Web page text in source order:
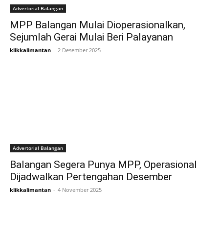
Advertorial Balangan
MPP Balangan Mulai Dioperasionalkan,
Sejumlah Gerai Mulai Beri Palayanan
klikkalimantan - 2 Desember 2025
Advertorial Balangan
Balangan Segera Punya MPP, Operasional
Dijadwalkan Pertengahan Desember
klikkalimantan - 4 November 2025